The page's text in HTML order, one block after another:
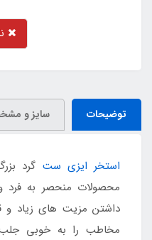
توضیحات سایز و
استخر ایزی ست
محصولات منحصر به
داشتن مزیت های زیاد
مخاطب را به خوبی جلب